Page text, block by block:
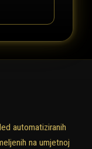
automatiziranih
na umjetnoj